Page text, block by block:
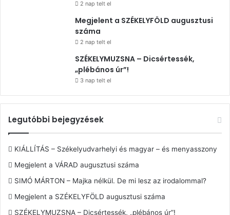
2 nap telt el
Megjelent a SZÉKELYFÖLD augusztusi
száma
2 nap telt el
SZÉKELYMUZSNA – Dicsértessék,
„plébános úr”!
3 nap telt el
Legutóbbi bejegyzések
KIÁLLÍTÁS – Székelyudvarhelyi és magyar – és menyasszony
Megjelent a VÁRAD augusztusi száma
SIMÓ MÁRTON – Majka nélkül. De mi lesz az irodalommal?
Megjelent a SZÉKELYFÖLD augusztusi száma
SZÉKELYMUZSNA – Dicsértessék, „plébános úr”!